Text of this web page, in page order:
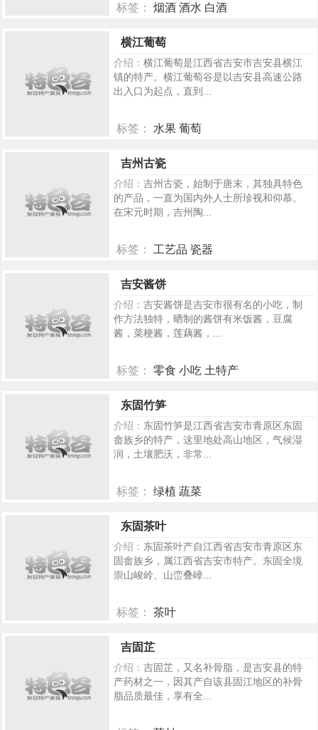
标签： 烟酒 酒水 白酒
横江葡萄
介绍： 横江葡萄是江西省吉安市吉安县横江
镇的特产。横江葡萄谷是以吉安县高速公路
出入口为起点，直到...
标签： 水果 葡萄
吉州古瓷
介绍： 吉州古瓷，始制于唐末，其独具特色
的产品，一直为国内外人士所珍视和仰慕。
在宋元时期，吉州陶...
标签： 工艺品 瓷器
吉安酱饼
介绍： 吉安酱饼是吉安市很有名的小吃，制
作方法独特，晒制的酱饼有米饭酱，豆腐
酱，菜梗酱，莲藕酱，...
标签： 零食 小吃 土特产
东固竹笋
介绍： 东固竹笋是江西省吉安市青原区东固
畲族乡的特产，这里地处高山地区，气候湿
润，土壤肥沃，非常...
标签： 绿植 蔬菜
东固茶叶
介绍： 东固茶叶产自江西省吉安市青原区东
固畲族乡，属江西省吉安市特产。东固全境
崇山峻岭、山峦叠嶂...
标签： 茶叶
吉固芷
介绍： 吉固芷，又名补骨脂，是吉安县的特
产药材之一，因其产自该县固江地区的补骨
脂品质最佳，享有全...